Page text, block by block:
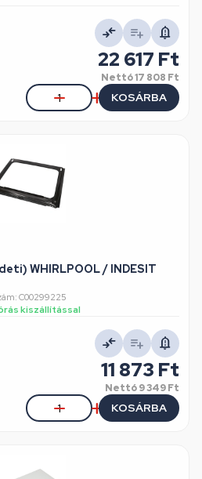
22 617 Ft
Nettó17 808 Ft
KOSÁRBA
WHIRLPOOL / INDESIT
C00299225
kiszállítással
11 873 Ft
Nettó9 349 Ft
KOSÁRBA